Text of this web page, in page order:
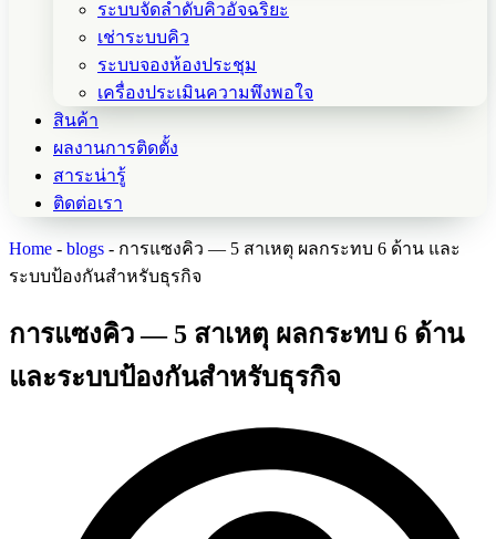
ระบบจัดลำดับคิวอัจฉริยะ
เช่าระบบคิว
ระบบจองห้องประชุม
เครื่องประเมินความพึงพอใจ
สินค้า
ผลงานการติดตั้ง
สาระน่ารู้
ติดต่อเรา
Home - blogs - การแซงคิว — 5 สาเหตุ ผลกระทบ 6 ด้าน และ
ระบบป้องกันสำหรับธุรกิจ
การแซงคิว — 5 สาเหตุ ผลกระทบ 6 ด้าน
และระบบป้องกันสำหรับธุรกิจ